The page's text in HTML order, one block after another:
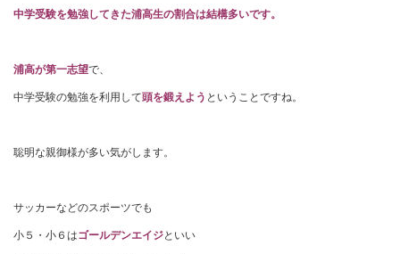
中学受験を勉強してきた浦高生の割合は結構多いです。
浦高が第一志望で、
中学受験の勉強を利用して頭を鍛えよう ということですね。
聡明な親御様が多い気がします。
サッカーなどのスポーツでも
小５・小６はゴールデンエイジといい